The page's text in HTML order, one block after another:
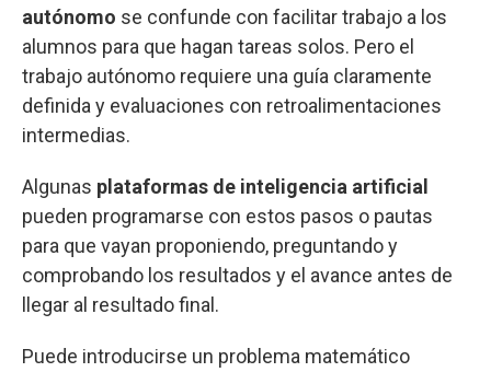
autónomo se confunde con facilitar trabajo a los
alumnos para que hagan tareas solos. Pero el
trabajo autónomo requiere una guía claramente
definida y evaluaciones con retroalimentaciones
intermedias.
Algunas plataformas de inteligencia artificial
pueden programarse con estos pasos o pautas
para que vayan proponiendo, preguntando y
comprobando los resultados y el avance antes de
llegar al resultado final.
Puede introducirse un problema matemático